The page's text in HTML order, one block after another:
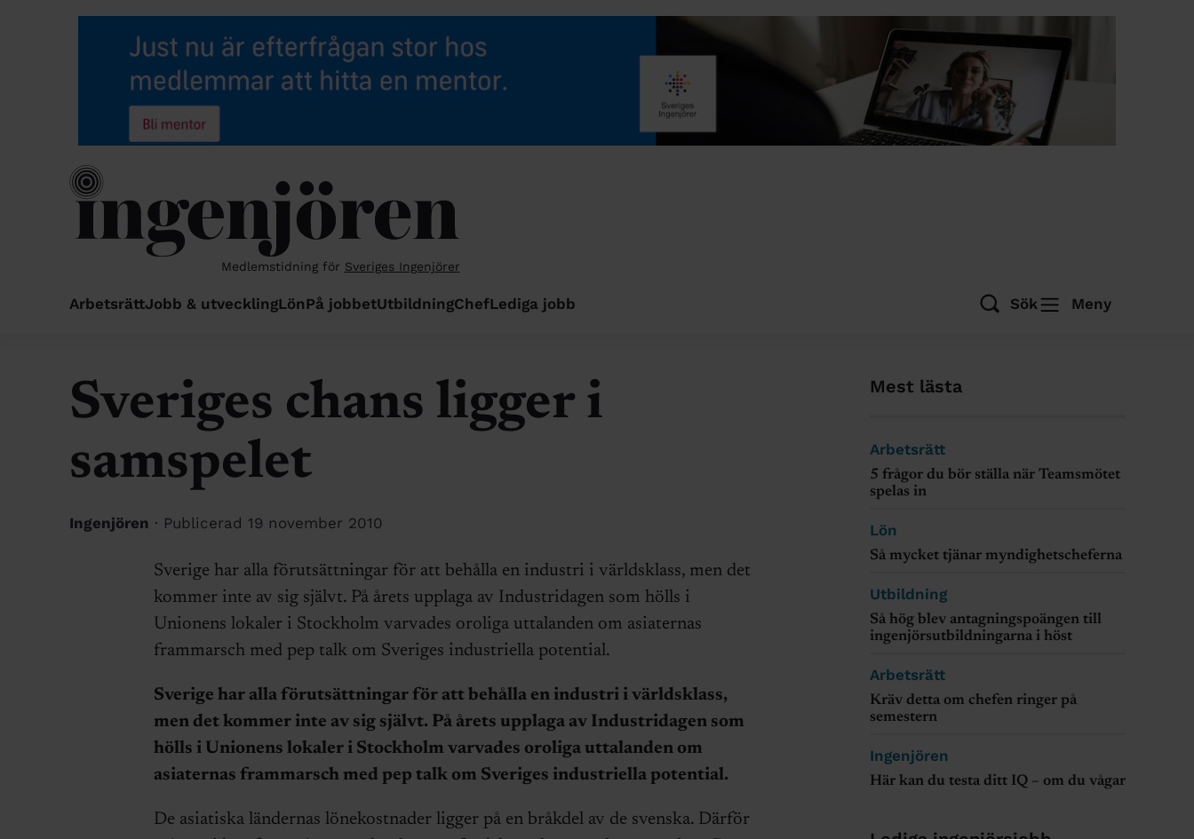
Medlemstidning för Sveriges Ingenjörer
ArbetsrättJobb & utvecklingLönPå jobbetUtbildningChefLediga jobb Sök Meny
Sveriges chans ligger i
samspelet
Ingenjören · Publicerad 19 november 2010
Sverige har alla förutsättningar för att behålla en industri i världsklass, men det
kommer inte av sig självt. På årets upplaga av Industridagen som hölls i
Unionens lokaler i Stockholm varvades oroliga uttalanden om asiaternas
frammarsch med pep talk om Sveriges industriella potential.
Sverige har alla förutsättningar för att behålla en industri i världsklass,
men det kommer inte av sig självt. På årets upplaga av Industridagen som
hölls i Unionens lokaler i Stockholm varvades oroliga uttalanden om
asiaternas frammarsch med pep talk om Sveriges industriella potential.
De asiatiska ländernas lönekostnader ligger på en bråkdel av de svenska. Därför
Mest lästa
Arbetsrätt
5 frågor du bör ställa när Teamsmötet
spelas in
Lön
Så mycket tjänar myndighetscheferna
Utbildning
Så hög blev antagningspoängen till
ingenjörsutbildningarna i höst
Arbetsrätt
Kräv detta om chefen ringer på
semestern
Ingenjören
Här kan du testa ditt IQ – om du vågar